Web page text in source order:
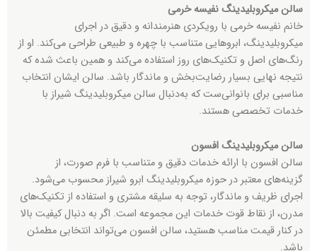
سالن میکروبلیدینگ نفیسه خرمی
خانم نفیسه خرمی با رویکردی هنرمندانه و دقیق در اجرای
میکروبلیدینگ، ابروهایی متناسب با چهره و طبیعی طراحی می‌کند. او از
رنگ‌های اصل و تکنیک‌های روز استفاده می‌کند و همین باعث شده که
نتیجه نهایی بسیار رضایت‌بخش و ماندگار باشد. سالن ایشان انتخاب
مناسبی برای بانوانی‌ست که به‌دنبال سالن میکروبلیدینگ شیراز با
خدمات تخصصی هستند.
سالن میکروبلیدینگ افسون
سالن افسون با ارائه خدمات دقیق و متناسب با فرم صورت، از
گزینه‌های معتبر در حوزه میکروبلیدینگ ابرو شیراز محسوب می‌شود.
اجرای ظریف و ماندگار، توجه به سلیقه مشتری و استفاده از تکنیک‌های
مدرن، از نقاط قوت خدمات این مجموعه است. اگر به دنبال کیفیت بالا
در کنار قیمت مناسب هستید، سالن افسون می‌تواند انتخابی مطمئن